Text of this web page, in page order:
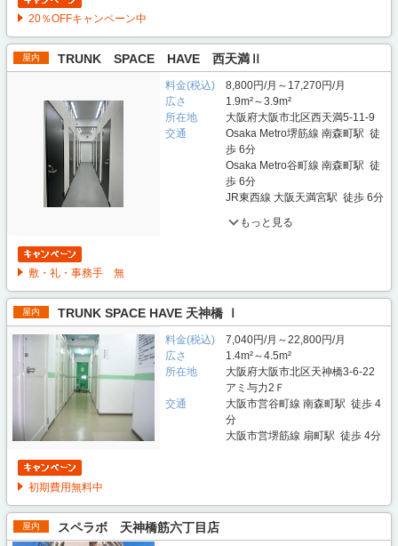
20％OFFキャンペーン中
屋内 TRUNK SPACE HAVE 西天満Ⅱ
料金(税込)
8,800円/月～17,270円/月
広さ
1.9m²～3.9m²
所在地
大阪府大阪市北区西天満5-11-9
交通
Osaka Metro堺筋線 南森町駅 徒
歩 6分
Osaka Metro谷町線 南森町駅 徒
歩 6分
JR東西線 大阪天満宮駅 徒歩 6分
もっと見る
敷・礼・事務手 無
屋内 TRUNK SPACE HAVE 天神橋 Ⅰ
料金(税込)
7,040円/月～22,800円/月
広さ
1.4m²～4.5m²
所在地
大阪府大阪市北区天神橋3-6-22
アミ与力2Ｆ
交通
大阪市営谷町線 南森町駅 徒歩 4
分
大阪市営堺筋線 扇町駅 徒歩 4分
初期費用無料中
屋内 スペラボ 天神橋筋六丁目店